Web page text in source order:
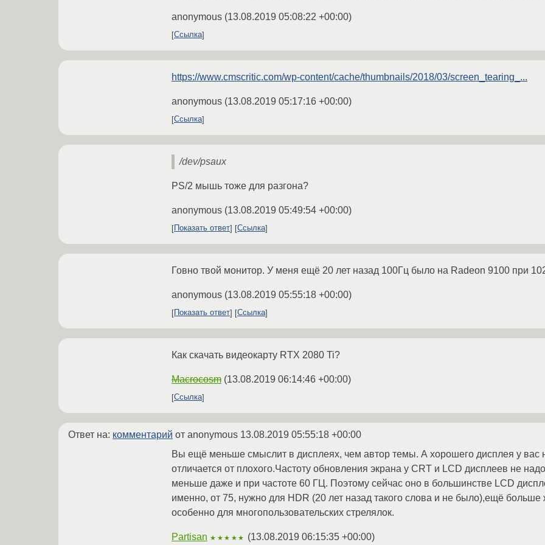
anonymous (13.08.2019 05:08:22 +00:00)
Ссылка
https://www.cmscritic.com/wp-content/cache/thumbnails/2018/03/screen_tearing_...
anonymous (13.08.2019 05:17:16 +00:00)
Ссылка
/dev/psaux
PS/2 мышь тоже для разгона?
anonymous (13.08.2019 05:49:54 +00:00)
Показать ответ Ссылка
Говно твой монитор. У меня ещё 20 лет назад 100Гц было на Radeon 9100 при
anonymous (13.08.2019 05:55:18 +00:00)
Показать ответ Ссылка
Как скачать видеокарту RTX 2080 Ti?
Macrocosm (13.08.2019 06:14:46 +00:00)
Ссылка
Ответ на: комментарий от anonymous 13.08.2019 05:55:18 +00:00
Вы ещё меньше смыслит в дисплеях, чем автор темы. А хорошего дисплея у вас
отличается от плохого.Частоту обновления экрана у CRT и LCD дисплеев не
меньше даже и при частоте 60 ГЦ. Поэтому сейчас оно в большинстве LCD
именно, от 75, нужно для HDR (20 лет назад такого слова и не было),ещё больше
особенно для многопользовательских стрелялок.
Partisan ★★★★★ (13.08.2019 06:15:35 +00:00)